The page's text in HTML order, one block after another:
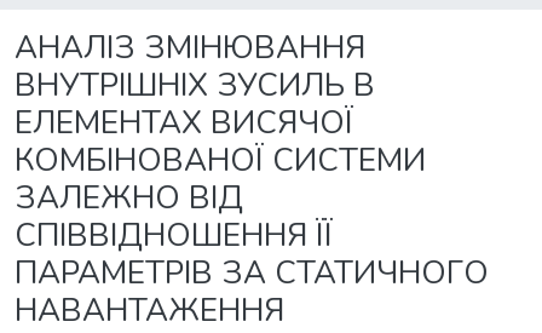
АНАЛІЗ ЗМІНЮВАННЯ
ВНУТРІШНІХ ЗУСИЛЬ В
ЕЛЕМЕНТАХ ВИСЯЧОЇ
КОМБІНОВАНОЇ СИСТЕМИ
ЗАЛЕЖНО ВІД
СПІВВІДНОШЕННЯ ЇЇ
ПАРАМЕТРІВ ЗА СТАТИЧНОГО
НАВАНТАЖЕННЯ